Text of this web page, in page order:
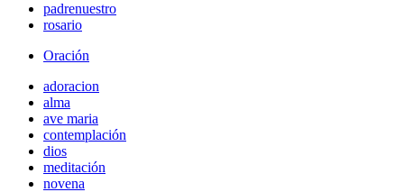
padrenuestro
rosario
Oración
adoracion
alma
ave maria
contemplación
dios
meditación
novena